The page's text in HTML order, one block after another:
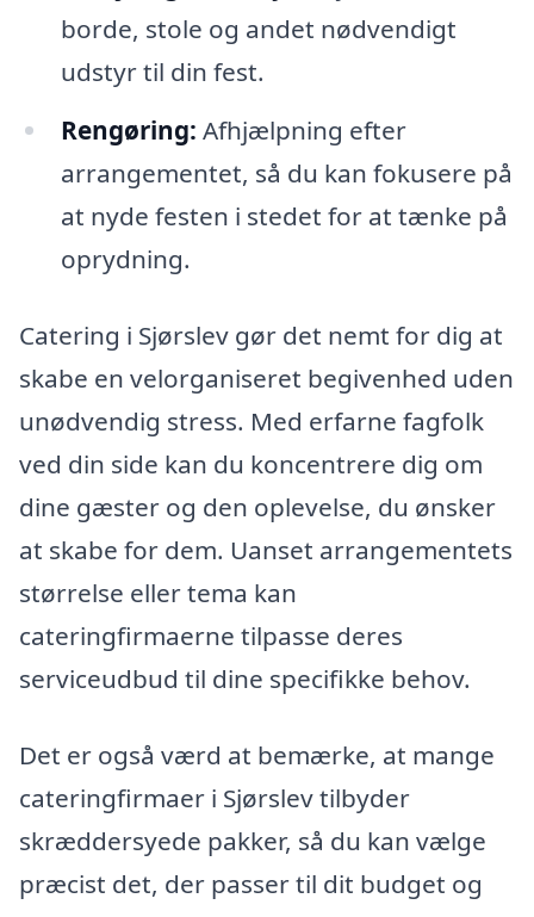
borde, stole og andet nødvendigt
udstyr til din fest.
Rengøring: Afhjælpning efter
arrangementet, så du kan fokusere på
at nyde festen i stedet for at tænke på
oprydning.
Catering i Sjørslev gør det nemt for dig at
skabe en velorganiseret begivenhed uden
unødvendig stress. Med erfarne fagfolk
ved din side kan du koncentrere dig om
dine gæster og den oplevelse, du ønsker
at skabe for dem. Uanset arrangementets
størrelse eller tema kan
cateringfirmaerne tilpasse deres
serviceudbud til dine specifikke behov.
Det er også værd at bemærke, at mange
cateringfirmaer i Sjørslev tilbyder
skræddersyede pakker, så du kan vælge
præcist det, der passer til dit budget og